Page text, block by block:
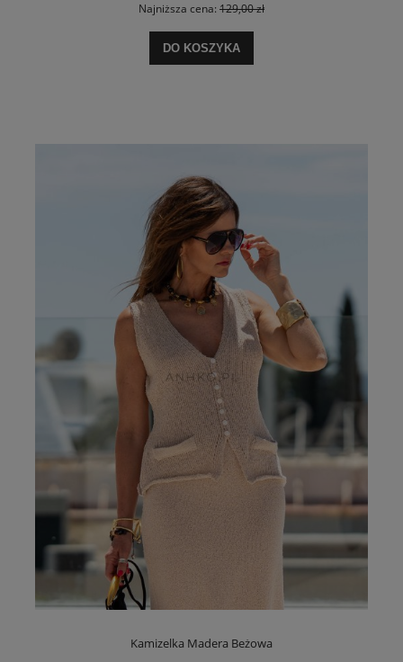
Najniższa cena: 129,00 zł
DO KOSZYKA
Kamizelka Madera Beżowa